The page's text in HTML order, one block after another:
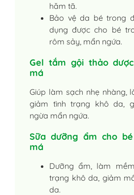
hăm tã.
Bảo vệ da bé trong
dụng được cho bé
rôm sảy, mẩn ngứa.
Gel tắm gội thảo dược
má
Giúp làm sạch nhẹ nhàng,
giảm tình trạng khô da,
ngừa mẩn ngứa.
Sữa dưỡng ẩm cho bé
má
Dưỡng ẩm, làm
trạng khô da, giảm
da.